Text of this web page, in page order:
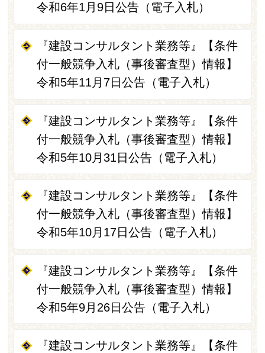
令和6年1月9日公告（電子入札）
『建設コンサルタント業務等』【条件
付一般競争入札（事後審査型）情報】
令和5年11月7日公告（電子入札）
『建設コンサルタント業務等』【条件
付一般競争入札（事後審査型）情報】
令和5年10月31日公告（電子入札）
『建設コンサルタント業務等』【条件
付一般競争入札（事後審査型）情報】
令和5年10月17日公告（電子入札）
『建設コンサルタント業務等』【条件
付一般競争入札（事後審査型）情報】
令和5年9月26日公告（電子入札）
『建設コンサルタント業務等』【条件